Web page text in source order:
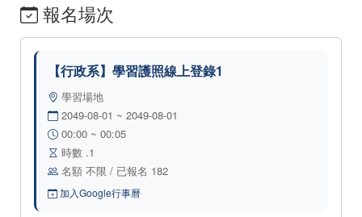
報名場次
【行政系】學習護照線上登錄1
學習場地
2049-08-01 ~ 2049-08-01
00:00 ~ 00:05
時數 .1
名額 不限 / 已報名 182
加入Google行事曆